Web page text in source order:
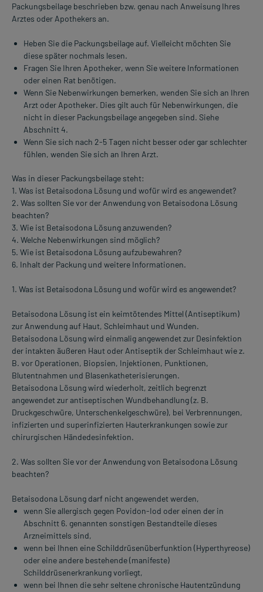
Packungsbeilage beschrieben bzw. genau nach Anweisung Ihres
Arztes oder Apothekers an.
Heben Sie die Packungsbeilage auf. Vielleicht möchten Sie
diese später nochmals lesen.
Fragen Sie Ihren Apotheker, wenn Sie weitere Informationen
oder einen Rat benötigen.
Wenn Sie Nebenwirkungen bemerken, wenden Sie sich an Ihren
Arzt oder Apotheker. Dies gilt auch für Nebenwirkungen, die
nicht in dieser Packungsbeilage angegeben sind. Siehe
Abschnitt 4.
Wenn Sie sich nach 2-5 Tagen nicht besser oder gar schlechter
fühlen, wenden Sie sich an Ihren Arzt.
Was in dieser Packungsbeilage steht:
1. Was ist Betaisodona Lösung und wofür wird es angewendet?
2. Was sollten Sie vor der Anwendung von Betaisodona Lösung
beachten?
3. Wie ist Betaisodona Lösung anzuwenden?
4. Welche Nebenwirkungen sind möglich?
5. Wie ist Betaisodona Lösung aufzubewahren?
6. Inhalt der Packung und weitere Informationen.
1. Was ist Betaisodona Lösung und wofür wird es angewendet?
Betaisodona Lösung ist ein keimtötendes Mittel (Antiseptikum)
zur Anwendung auf Haut, Schleimhaut und Wunden.
Betaisodona Lösung wird einmalig angewendet zur Desinfektion
der intakten äußeren Haut oder Antiseptik der Schleimhaut wie z.
B. vor Operationen, Biopsien, Injektionen, Punktionen,
Blutentnahmen und Blasenkatheterisierungen.
Betaisodona Lösung wird wiederholt, zeitlich begrenzt
angewendet zur antiseptischen Wundbehandlung (z. B.
Druckgeschwüre, Unterschenkelgeschwüre), bei Verbrennungen,
infizierten und superinfizierten Hauterkrankungen sowie zur
chirurgischen Händedesinfektion.
2. Was sollten Sie vor der Anwendung von Betaisodona Lösung
beachten?
Betaisodona Lösung darf nicht angewendet werden,
wenn Sie allergisch gegen Povidon-Iod oder einen der in
Abschnitt 6. genannten sonstigen Bestandteile dieses
Arzneimittels sind,
wenn bei Ihnen eine Schilddrüsenüberfunktion (Hyperthyreose)
oder eine andere bestehende (manifeste)
Schilddrüsenerkrankung vorliegt,
wenn bei Ihnen die sehr seltene chronische Hautentzündung